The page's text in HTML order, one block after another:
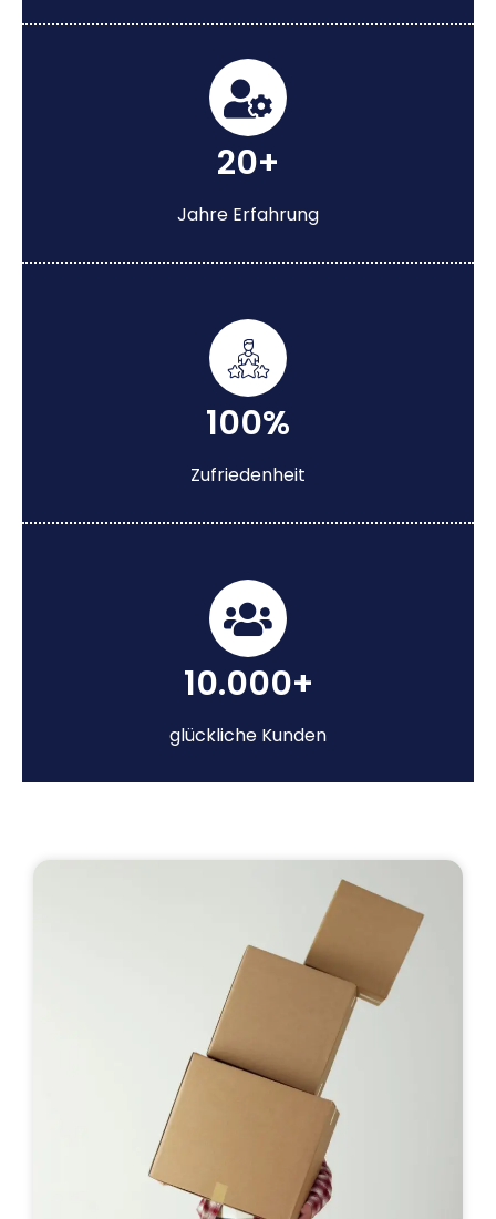
20+
Jahre Erfahrung
100%
Zufriedenheit
10.000+
glückliche Kunden